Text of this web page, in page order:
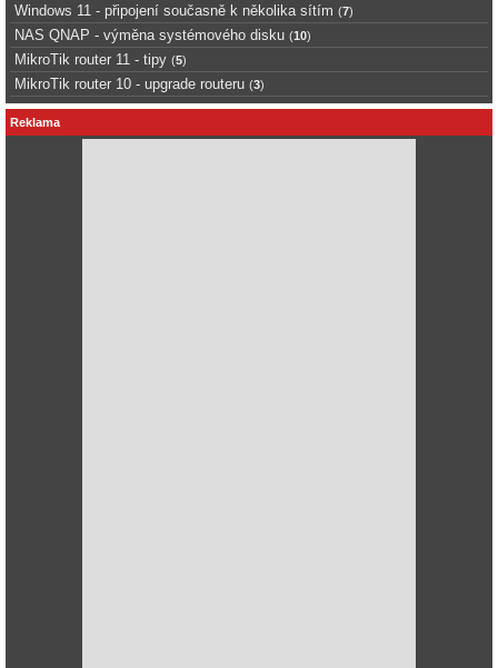
Windows 11 - připojení současně k několika sítím (7)
NAS QNAP - výměna systémového disku (10)
MikroTik router 11 - tipy (5)
MikroTik router 10 - upgrade routeru (3)
Reklama